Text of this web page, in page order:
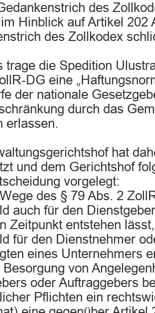
des
Hinblick auf Artikel 202
des Zollkodex
trage die Spedition
eine
der nationale
durch das
erlassen.
hat
und dem Gerichtshof
vorgelegt:
des § 79 Abs. 2
auch für den
Zeitpunkt entstehen
für den Dienstnehmer
eines Unternehmers
von
oder Auftraggebers
Pflichten ein